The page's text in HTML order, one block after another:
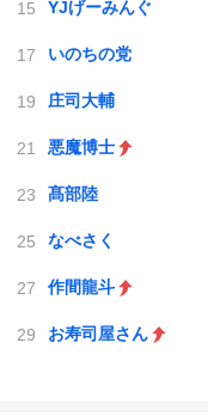
YJげーみんぐ
いのちの党
庄司大輔
悪魔博士
髙部陸
なべさく
作間龍斗
お寿司屋さん